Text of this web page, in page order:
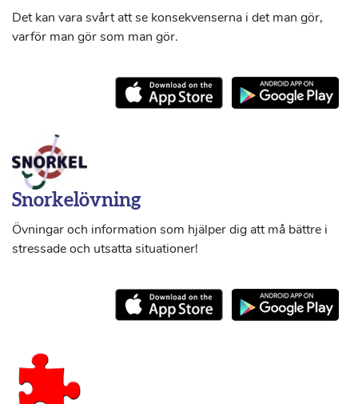
Det kan vara svårt att se konsekvenserna i det man gör,
varför man gör som man gör.
Snorkelövning
Övningar och information som hjälper dig att må bättre i
stressade och utsatta situationer!